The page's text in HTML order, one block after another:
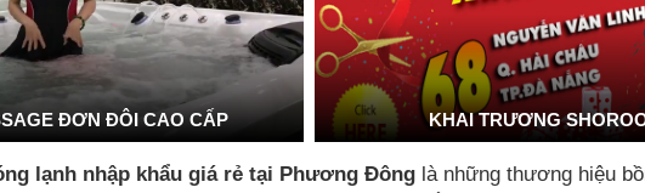
ĐƠN ĐÔI CAO CẤP KHAI TRƯƠNG
lạnh nhập khẩu giá rẻ tại Phương Đông là những thương hiệu